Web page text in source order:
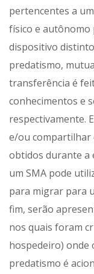
pertencentes a
físico e autônomo
dispositivo
predatismo,
transferência é
conhecimentos e
respectivamente.
e/ou compartilhar
obtidos durante a
um SMA pode
para migrar para
fim, serão
nos quais foram
hospedeiro) onde
predatismo é